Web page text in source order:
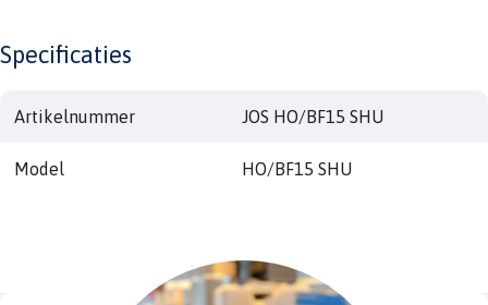
Specificaties
Artikelnummer JOS HO/BF15 SHU
Model HO/BF15 SHU